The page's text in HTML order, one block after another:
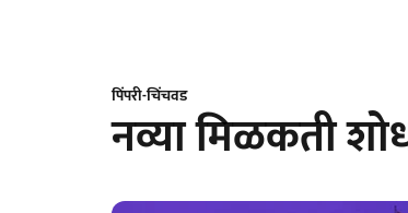
पिंपरी-चिंचवड
नव्या मिळकती